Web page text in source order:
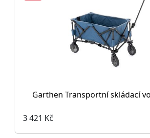
Garthen Transportní skládací
3 421 Kč